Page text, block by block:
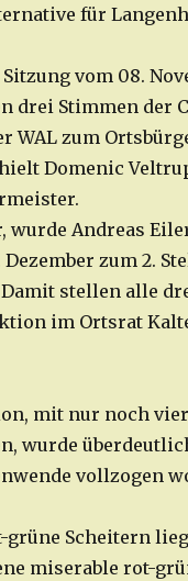
für
vom 08.
drei Stimmen der
WAL zum
Domenic
wurde Andreas
zum 2.
stellen alle
im Ortsrat
mit nur noch vier
wurde
vollzogen
Scheitern
miserable rot-